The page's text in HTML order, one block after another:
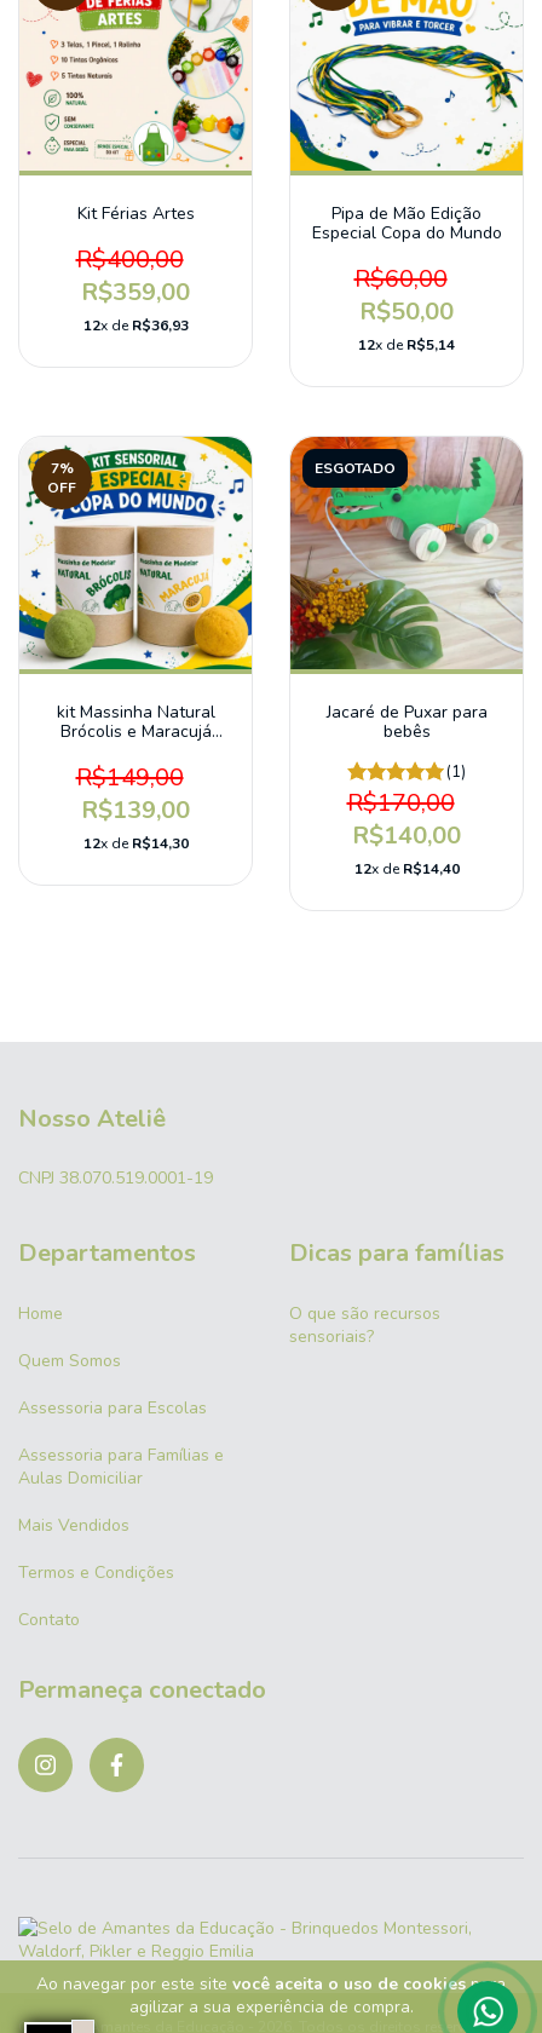
Ao navegar por este site você aceita o uso de cookiespara
agilizar a sua experiência de compra.
Kit Férias Artes
R$400,00
R$359,00
12x deR$36,93
Pipa de Mão Edição
Especial Copa do Mundo
R$60,00
R$50,00
12x deR$5,14
7%
OFF
kit Massinha Natural
Brócolis e Maracujá
Mundo
R$149,00
R$139,00
12x deR$14,30
ESGOTADO
Jacaré de Puxar para
bebês
(1)
R$170,00
R$140,00
12x deR$14,40
Nosso Ateliê
CNPJ 38.070.519.0001-19
Departamentos
Home
Quem Somos
Assessoria para Escolas
Assessoria para Famílias e
Aulas Domiciliar
Mais Vendidos
Termos e Condições
Contato
Dicas para famílias
O que são recursos
sensoriais?
Permaneça conectado
Copyright Amantes da Educação - 2026. Todos os direitos reservados.